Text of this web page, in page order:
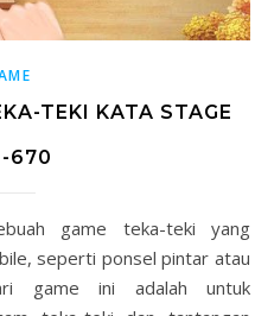
TEKI KATA STAGE
670
seperti ponsel pintar atau
game ini adalah untuk